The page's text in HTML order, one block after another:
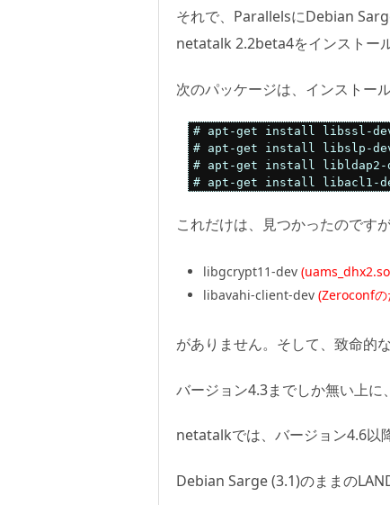
それで、ParallelsにDebian
netatalk 2.2beta4をインストー
次のパッケージは、インストー
# apt-get install libssl-
# apt-get install libslp-
# apt-get install libldap2-
# apt-get install libacl1-
これだけは、見つかったのです
libgcrypt11-dev
libavahi-client-dev (Zeroconfの
がありません。そして、致命的
バージョン4.3までしか無い上に
netatalkでは、バージョン4.6以
Debian Sarge (3.1)のままの